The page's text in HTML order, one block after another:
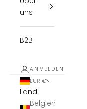
uns
B2B
ANMELDEN
EUR €
Land
Belgien